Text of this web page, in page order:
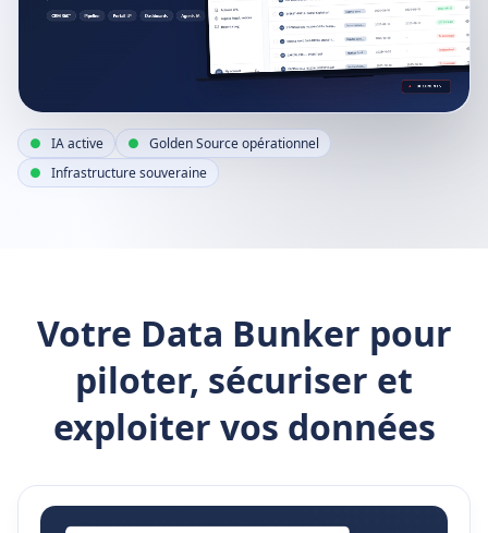
IA active
Golden Source opérationnel
Infrastructure souveraine
Votre Data Bunker pour
piloter, sécuriser et
exploiter vos données